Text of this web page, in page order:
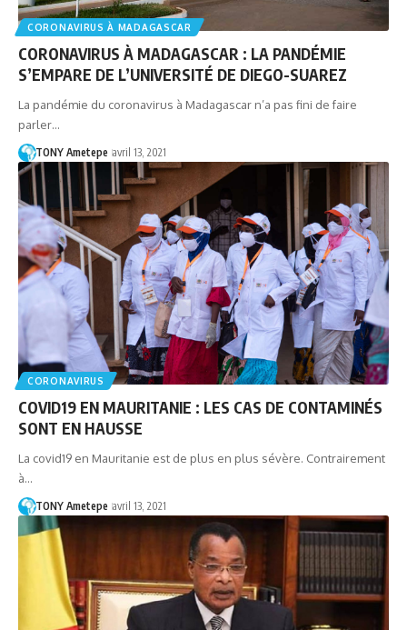
CORONAVIRUS À MADAGASCAR
CORONAVIRUS À MADAGASCAR : LA PANDÉMIE
S’EMPARE DE L’UNIVERSITÉ DE DIEGO-SUAREZ
La pandémie du coronavirus à Madagascar n’a pas fini de faire
parler…
TONY Ametepe avril 13, 2021
CORONAVIRUS
COVID19 EN MAURITANIE : LES CAS DE CONTAMINÉS
SONT EN HAUSSE
La covid19 en Mauritanie est de plus en plus sévère. Contrairement
à…
TONY Ametepe avril 13, 2021